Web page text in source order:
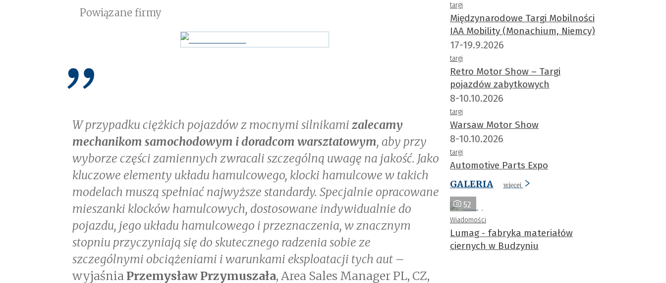
Powiązane firmy
W przypadku ciężkich pojazdów z mocnymi silnikami zalecamy
mechanikom samochodowym i doradcom warsztatowym, aby przy
wyborze części zamiennych zwracali szczególną uwagę na jakość. Jako
kluczowe elementy układu hamulcowego, klocki hamulcowe w takich
modelach muszą spełniać najwyższe standardy. Specjalnie opracowane
mieszanki klocków hamulcowych, dostosowane indywidualnie do
pojazdu, jego układu hamulcowego i przeznaczenia, w znacznym
stopniu przyczyniają się do skutecznego radzenia sobie ze
szczególnymi obciążeniami i warunkami eksploatacji tych aut –
wyjaśnia Przemysław Przymuszała, Area Sales Manager PL, CZ,
targi
Międzynarodowe Targi Mobilności
IAA Mobility (Monachium, Niemcy)
17-19.9.2026
targi
Retro Motor Show – Targi
pojazdów zabytkowych
8-10.10.2026
targi
Warsaw Motor Show
8-10.10.2026
targi
Automotive Parts Expo
GALERIA
więcej
52
Wiadomości
Lumag - fabryka materiałów
ciernych w Budzyniu